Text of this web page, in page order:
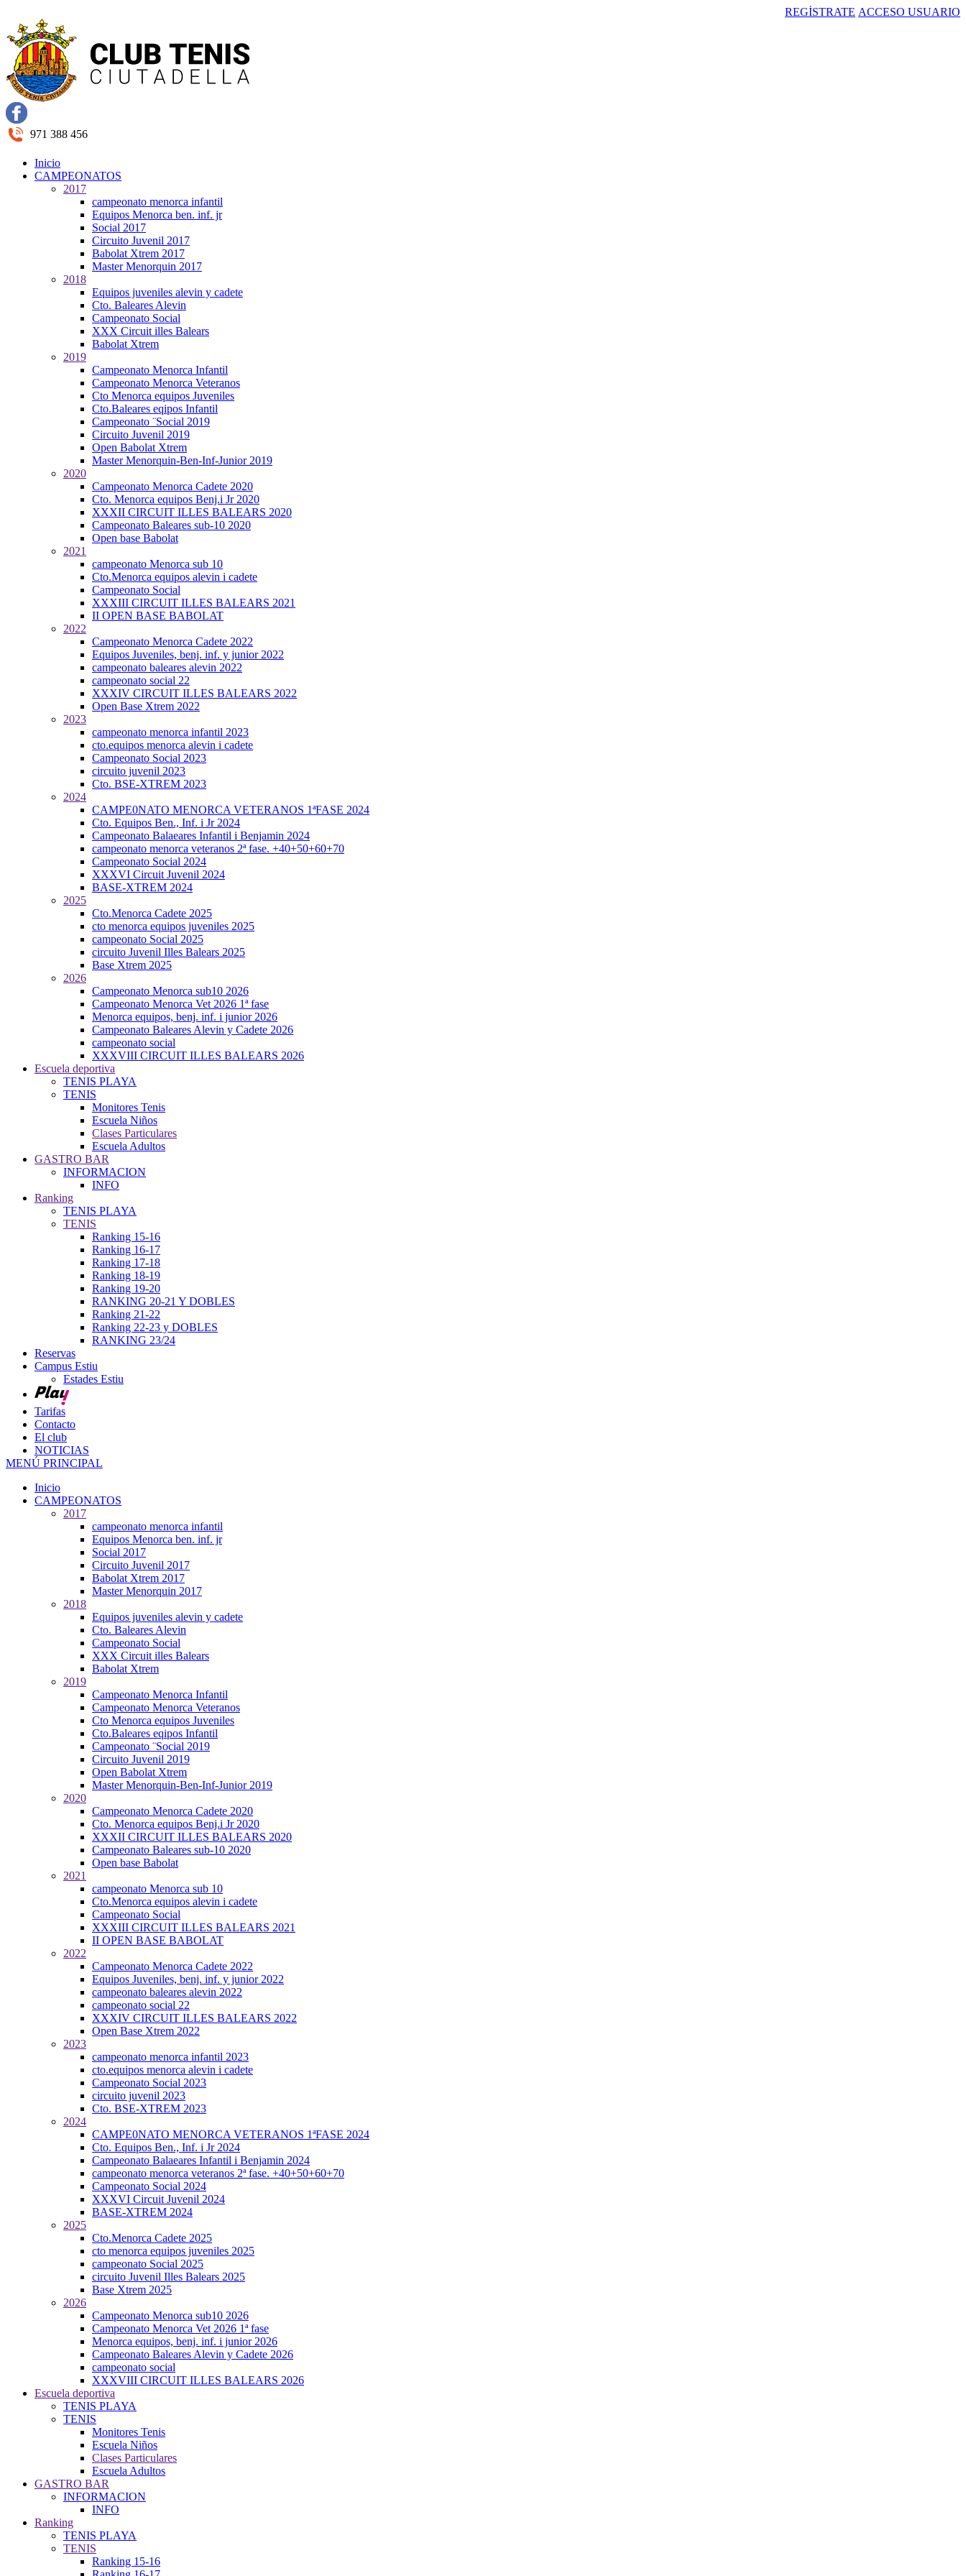
REGÍSTRATE ACCESO USUARIO
971 388 456
Inicio
CAMPEONATOS
2017
campeonato menorca infantil
Equipos Menorca ben. inf. jr
Social 2017
Circuito Juvenil 2017
Babolat Xtrem 2017
Master Menorquin 2017
2018
Equipos juveniles alevin y cadete
Cto. Baleares Alevin
Campeonato Social
XXX Circuit illes Balears
Babolat Xtrem
2019
Campeonato Menorca Infantil
Campeonato Menorca Veteranos
Cto Menorca equipos Juveniles
Cto.Baleares eqipos Infantil
Campeonato ¨Social 2019
Circuito Juvenil 2019
Open Babolat Xtrem
Master Menorquin-Ben-Inf-Junior 2019
2020
Campeonato Menorca Cadete 2020
Cto. Menorca equipos Benj.i Jr 2020
XXXII CIRCUIT ILLES BALEARS 2020
Campeonato Baleares sub-10 2020
Open base Babolat
2021
campeonato Menorca sub 10
Cto.Menorca equipos alevin i cadete
Campeonato Social
XXXIII CIRCUIT ILLES BALEARS 2021
II OPEN BASE BABOLAT
2022
Campeonato Menorca Cadete 2022
Equipos Juveniles, benj. inf. y junior 2022
campeonato baleares alevin 2022
campeonato social 22
XXXIV CIRCUIT ILLES BALEARS 2022
Open Base Xtrem 2022
2023
campeonato menorca infantil 2023
cto.equipos menorca alevin i cadete
Campeonato Social 2023
circuito juvenil 2023
Cto. BSE-XTREM 2023
2024
CAMPE0NATO MENORCA VETERANOS 1ªFASE 2024
Cto. Equipos Ben., Inf. i Jr 2024
Campeonato Balaeares Infantil i Benjamin 2024
campeonato menorca veteranos 2ª fase. +40+50+60+70
Campeonato Social 2024
XXXVI Circuit Juvenil 2024
BASE-XTREM 2024
2025
Cto.Menorca Cadete 2025
cto menorca equipos juveniles 2025
campeonato Social 2025
circuito Juvenil Illes Balears 2025
Base Xtrem 2025
2026
Campeonato Menorca sub10 2026
Campeonato Menorca Vet 2026 1ª fase
Menorca equipos, benj. inf. i junior 2026
Campeonato Baleares Alevin y Cadete 2026
campeonato social
XXXVIII CIRCUIT ILLES BALEARS 2026
Escuela deportiva
TENIS PLAYA
TENIS
Monitores Tenis
Escuela Niños
Clases Particulares
Escuela Adultos
GASTRO BAR
INFORMACION
INFO
Ranking
TENIS PLAYA
TENIS
Ranking 15-16
Ranking 16-17
Ranking 17-18
Ranking 18-19
Ranking 19-20
RANKING 20-21 Y DOBLES
Ranking 21-22
Ranking 22-23 y DOBLES
RANKING 23/24
Reservas
Campus Estiu
Estades Estiu
Tarifas
Contacto
El club
NOTICIAS
MENÚ PRINCIPAL
Inicio
CAMPEONATOS
2017
campeonato menorca infantil
Equipos Menorca ben. inf. jr
Social 2017
Circuito Juvenil 2017
Babolat Xtrem 2017
Master Menorquin 2017
2018
Equipos juveniles alevin y cadete
Cto. Baleares Alevin
Campeonato Social
XXX Circuit illes Balears
Babolat Xtrem
2019
Campeonato Menorca Infantil
Campeonato Menorca Veteranos
Cto Menorca equipos Juveniles
Cto.Baleares eqipos Infantil
Campeonato ¨Social 2019
Circuito Juvenil 2019
Open Babolat Xtrem
Master Menorquin-Ben-Inf-Junior 2019
2020
Campeonato Menorca Cadete 2020
Cto. Menorca equipos Benj.i Jr 2020
XXXII CIRCUIT ILLES BALEARS 2020
Campeonato Baleares sub-10 2020
Open base Babolat
2021
campeonato Menorca sub 10
Cto.Menorca equipos alevin i cadete
Campeonato Social
XXXIII CIRCUIT ILLES BALEARS 2021
II OPEN BASE BABOLAT
2022
Campeonato Menorca Cadete 2022
Equipos Juveniles, benj. inf. y junior 2022
campeonato baleares alevin 2022
campeonato social 22
XXXIV CIRCUIT ILLES BALEARS 2022
Open Base Xtrem 2022
2023
campeonato menorca infantil 2023
cto.equipos menorca alevin i cadete
Campeonato Social 2023
circuito juvenil 2023
Cto. BSE-XTREM 2023
2024
CAMPE0NATO MENORCA VETERANOS 1ªFASE 2024
Cto. Equipos Ben., Inf. i Jr 2024
Campeonato Balaeares Infantil i Benjamin 2024
campeonato menorca veteranos 2ª fase. +40+50+60+70
Campeonato Social 2024
XXXVI Circuit Juvenil 2024
BASE-XTREM 2024
2025
Cto.Menorca Cadete 2025
cto menorca equipos juveniles 2025
campeonato Social 2025
circuito Juvenil Illes Balears 2025
Base Xtrem 2025
2026
Campeonato Menorca sub10 2026
Campeonato Menorca Vet 2026 1ª fase
Menorca equipos, benj. inf. i junior 2026
Campeonato Baleares Alevin y Cadete 2026
campeonato social
XXXVIII CIRCUIT ILLES BALEARS 2026
Escuela deportiva
TENIS PLAYA
TENIS
Monitores Tenis
Escuela Niños
Clases Particulares
Escuela Adultos
GASTRO BAR
INFORMACION
INFO
Ranking
TENIS PLAYA
TENIS
Ranking 15-16